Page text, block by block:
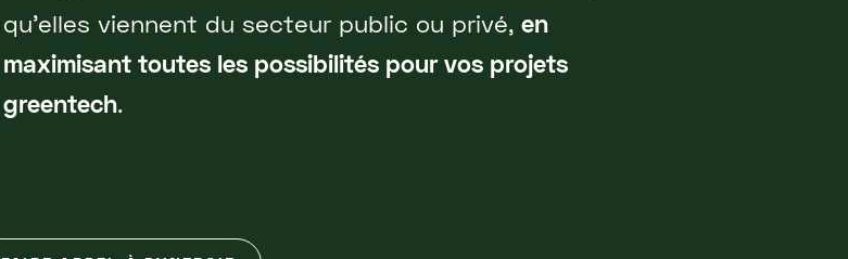
qu'elles viennent du secteur public ou privé,en
maximisant toutes les possibilités pour vos projets
greentech.